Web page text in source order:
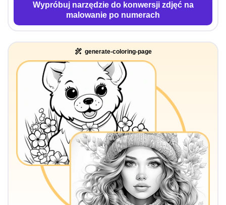
Wypróbuj narzędzie do konwersji zdjęć na
malowanie po numerach
generate-coloring-page